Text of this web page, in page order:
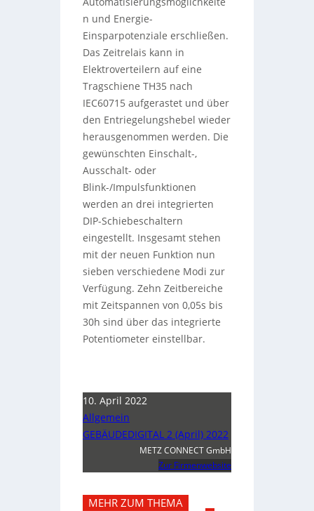
n und Energie-
Einsparpotenziale erschließen.
Das Zeitrelais kann in
Elektroverteilern auf eine
Tragschiene TH35 nach
IEC60715 aufgerastet und über
den Entriegelungshebel wieder
herausgenommen werden. Die
gewünschten Einschalt-,
Ausschalt- oder
Blink-/Impulsfunktionen
werden an drei integrierten
DIP-Schiebeschaltern
eingestellt. Insgesamt stehen
mit der neuen Funktion nun
sieben verschiedene Modi zur
Verfügung. Zehn Zeitbereiche
mit Zeitspannen von 0,05s bis
30h sind über das integrierte
Potentiometer einstellbar.
10. April 2022
Allgemein
GEBÄUDEDIGITAL 2 (April) 2022
METZ CONNECT GmbH
Zur Firmenwebsite
MEHR ZUM THEMA